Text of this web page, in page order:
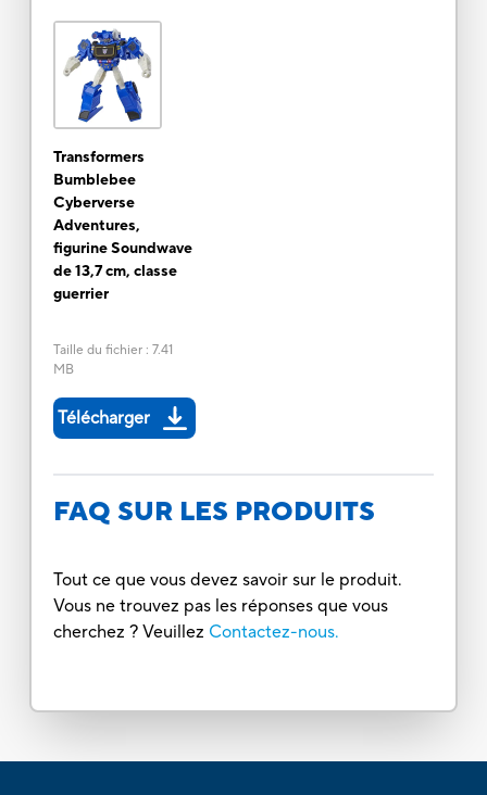
Transformers
Bumblebee
Cyberverse
Adventures,
figurine Soundwave
de 13,7 cm, classe
guerrier
Taille du fichier: 7.41
MB
Télécharger
FAQ SUR LES PRODUITS
Tout ce que vous devez savoir sur le produit.
Vous ne trouvez pas les réponses que vous
cherchez ? Veuillez Contactez-nous.